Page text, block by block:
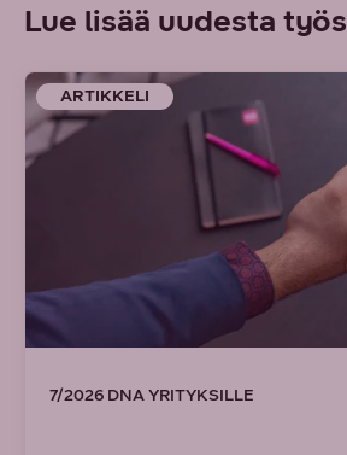
Lue lisää uudesta
ARTIKKELI
7/2026 DNA YRITYKSILLE